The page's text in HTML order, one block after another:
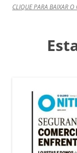
CLIQUE PARA BAIXAR